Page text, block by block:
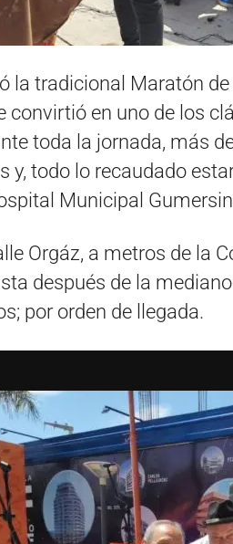
la tradicional Maratón
convirtió en uno de los
toda la jornada, más
y, todo lo recaudado
Municipal
Orgáz, a metros de la
después de la
por orden de llegada.